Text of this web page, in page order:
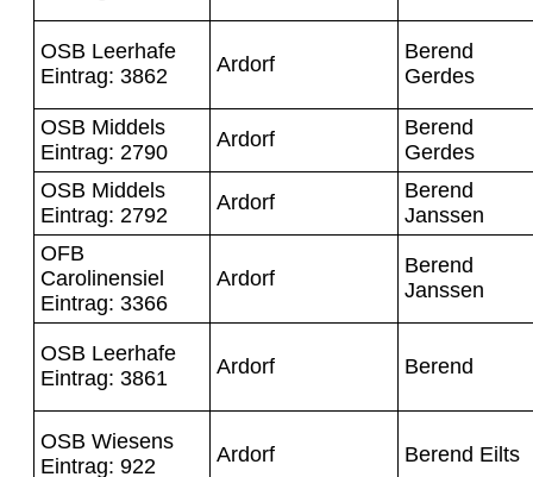
OSB Leerhafe
Eintrag: 3862
Ardorf
Berend
Gerdes
OSB Middels
Eintrag: 2790
Ardorf
Berend
Gerdes
OSB Middels
Eintrag: 2792
Ardorf
Berend
Janssen
OFB
Carolinensiel
Eintrag: 3366
Ardorf
Berend
Janssen
OSB Leerhafe
Eintrag: 3861
Ardorf Berend
OSB Wiesens
Eintrag: 922
Ardorf Berend Eilts